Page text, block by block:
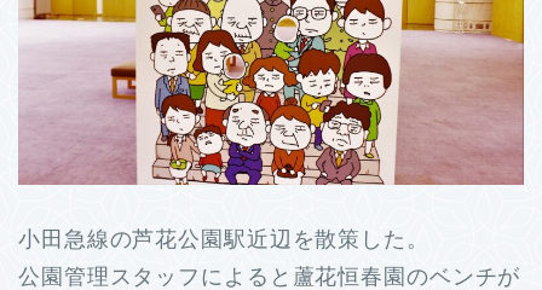
小田急線の芦花公園駅近辺を散策した。
公園管理スタッフによると蘆花恒春園のベンチが